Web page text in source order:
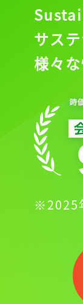
サス
様々
※2025